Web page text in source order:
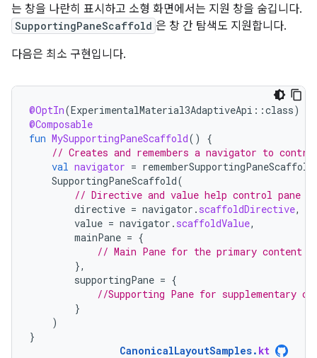
는 창을 나란히 표시하고 소형 화면에서는 지원 창을 숨깁니다.
SupportingPaneScaffold 은 창 간 탐색도 지원합니다.
다음은 최소 구현입니다.
@OptIn(ExperimentalMaterial3AdaptiveApi ::class)
@Composable
fun MySupportingPaneScaffold()
{
// Creates and remembers a navigator to
val navigator =
SupportingPaneScaffold(
// Directive and value help control pane
directive = navigator . scaffoldDirective,
value = navigator . scaffoldValue,
mainPane = {
// Main Pane for the primary content
},
supportingPane = {
//Supporting Pane for supplementary
}
)
}
CanonicalLayoutSamples. kt